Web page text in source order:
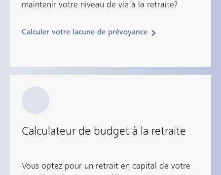
maintenir votre niveau de vie à la retraite?
Calculer votre lacune de prévoyance
Calculateur de budget à la retraite
Vous optez pour un retrait en capital de votre